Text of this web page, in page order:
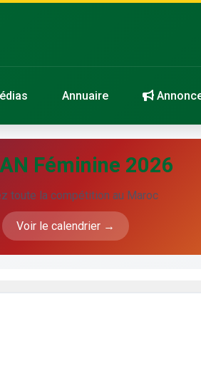
Annuaire
Féminine 2026
toute la compétition au Maroc
Voir le calendrier →